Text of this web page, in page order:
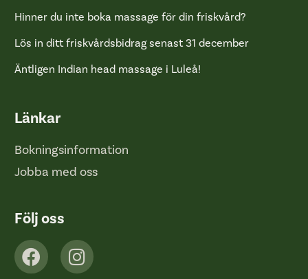
Hinner du inte boka massage för din friskvård?
Lös in ditt friskvårdsbidrag senast 31 december
Äntligen Indian head massage i Luleå!
Länkar
Bokningsinformation
Jobba med oss
Följ oss